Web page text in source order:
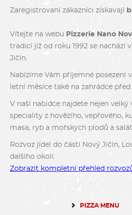
Zaregistrovaní zákazníci získavají
Vítejte na webu Pizzerie Nano
tradicí již od roku 1992 se nachází
Jičín.
Nabízíme Vám příjemné posezení
letní měsíce také na zahrádce před
V naší nabídce najdete nejen velký
speciality z hovězího, vepřového,
masa, ryb a mořských plodů a
Rozvoz jídel do částí Nový Jičín,
dalšího okolí.
Zobrazit kompletní přehled
PIZZA MENU